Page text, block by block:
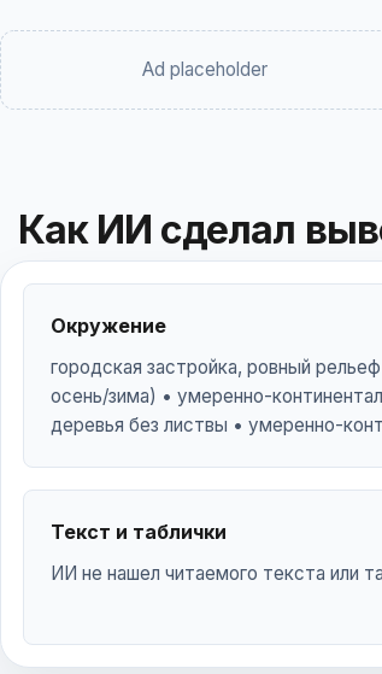
Ad placeholder
Как ИИ сделал
Окружение
городская застройка, ровный
осень/зима) • умеренно-
деревья без листвы • умеренно-
Текст и таблички
ИИ не нашел читаемого текста или